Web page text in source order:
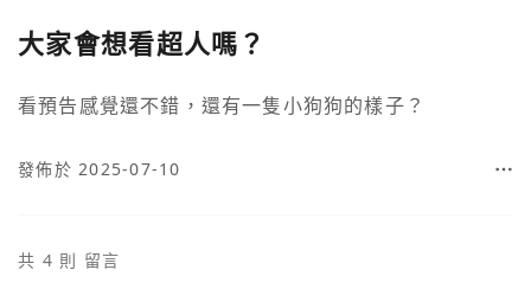
大家會想看超人嗎？
看預告感覺還不錯，還有一隻小狗狗的樣子？
發佈於 2025-07-10
共 4 則 留言